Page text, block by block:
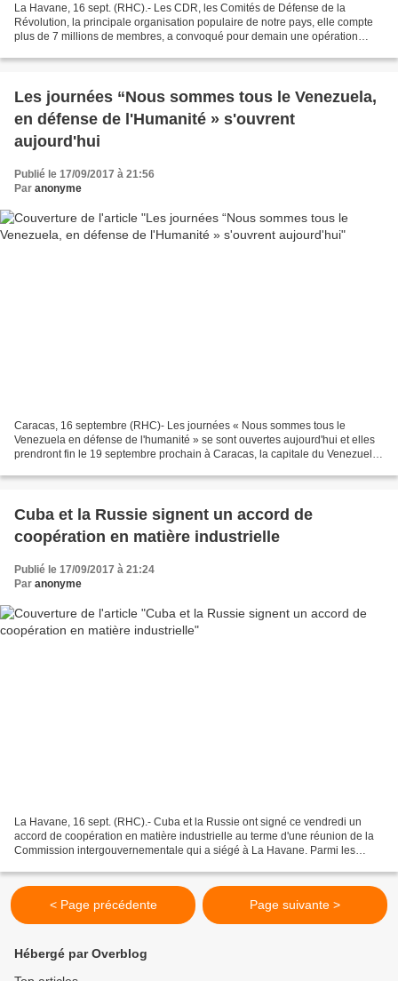
La Havane, 16 sept. (RHC).- Les CDR, les Comités de Défense de la
Révolution, la principale organisation populaire de notre pays, elle compte
plus de 7 millions de membres, a convoqué pour demain une opération
Les journées “Nous sommes tous le Venezuela,
en défense de l'Humanité » s'ouvrent
aujourd'hui
Publié le 17/09/2017 à 21:56
Par anonyme
Caracas, 16 septembre (RHC)- Les journées « Nous sommes tous le
Venezuela en défense de l'humanité » se sont ouvertes aujourd'hui et elles
prendront fin le 19 septembre prochain à Caracas, la capitale du Venezuela.
Cuba et la Russie signent un accord de
coopération en matière industrielle
Publié le 17/09/2017 à 21:24
Par anonyme
La Havane, 16 sept. (RHC).- Cuba et la Russie ont signé ce vendredi un
accord de coopération en matière industrielle au terme d'une réunion de la
Commission intergouvernementale qui a siégé à La Havane. Parmi les
< Page précédente Page suivante >
Hébergé par Overblog